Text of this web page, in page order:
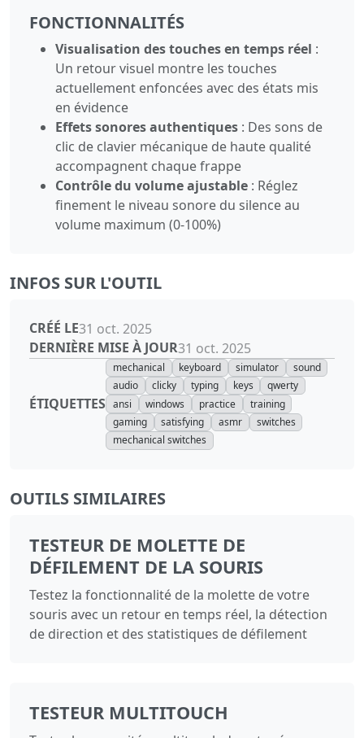
FONCTIONNALITÉS
Visualisation des touches en temps réel :
Un retour visuel montre les touches
actuellement enfoncées avec des états mis
en évidence
Effets sonores authentiques : Des sons de
clic de clavier mécanique de haute qualité
accompagnent chaque frappe
Contrôle du volume ajustable : Réglez
finement le niveau sonore du silence au
volume maximum (0-100%)
INFOS SUR L'OUTIL
CRÉÉ LE31 oct. 2025
DERNIÈRE MISE À JOUR31 oct. 2025
ÉTIQUETTES
mechanical keyboard simulator
sound
audio
clicky typing keys
qwerty
ansi
windows practice
training
gaming
satisfying asmr
switches
mechanical switches
OUTILS SIMILAIRES
TESTEUR DE MOLETTE DE
DÉFILEMENT DE LA SOURIS
Testez la fonctionnalité de la molette de votre
souris avec un retour en temps réel, la détection
de direction et des statistiques de défilement
TESTEUR MULTITOUCH